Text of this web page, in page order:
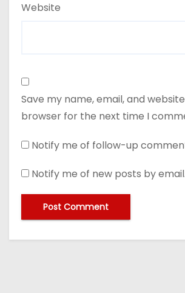
Website
Save my name, email, and
browser for the next time I
Notify me of follow-up
Notify me of new posts by email.